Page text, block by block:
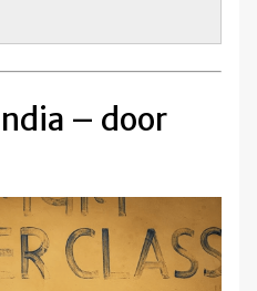
– door